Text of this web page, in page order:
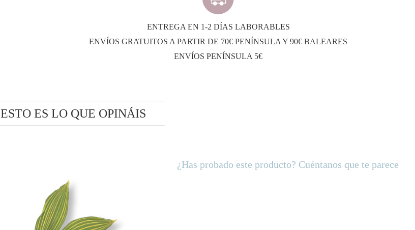
ENTREGA EN 1-2 DÍAS LABORABLES
ENVÍOS GRATUITOS A PARTIR DE 70€ PENÍNSULA Y 90€ BALEARES
ENVÍOS PENÍNSULA 5€
ESTO ES LO QUE OPINÁIS
¿Has probado este producto? Cuéntanos que te parece